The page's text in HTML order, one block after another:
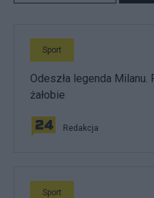
Sport
Odeszła legenda Milanu.
żałobie
Redakcja
Sport